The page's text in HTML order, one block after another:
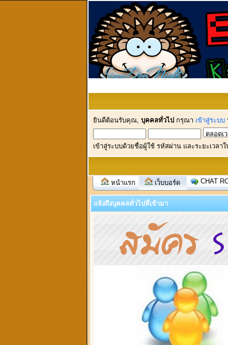
ยินดีต้อนรับคุณ, บุคคลทั่วไป กรุณา เข้าสู่ระบบ
เข้าสู่ระบบด้วยชื่อผู้ใช้ รหัสผ่าน และระยะเวลา
หน้าแรก เว็บบอร์ด CHAT
แจ้งถึงบุคคลทั่วไปที่เข้ามา